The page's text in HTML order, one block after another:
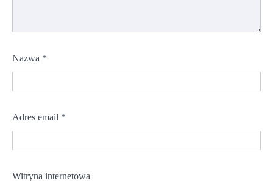
Nazwa *
Adres email *
Witryna internetowa